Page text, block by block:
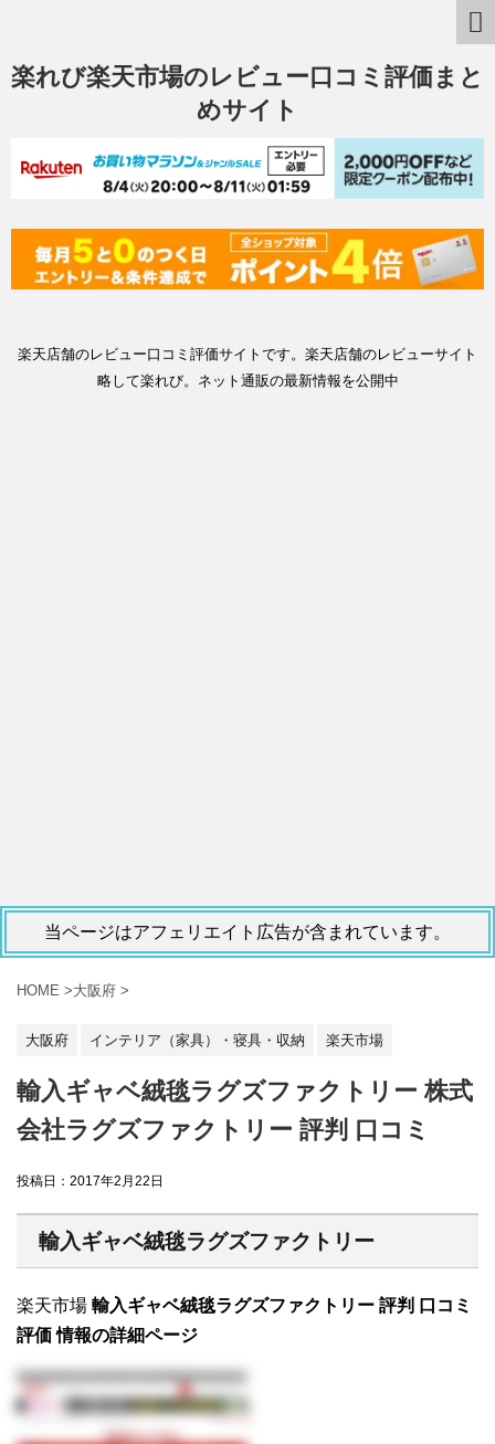
楽れび楽天市場のレビュー口コミ評価まと
めサイト
楽天店舗のレビュー口コミ評価サイトです。楽天店舗のレビューサイト
略して楽れび。ネット通販の最新情報を公開中
当ページはアフェリエイト広告が含まれています。
HOME >大阪府 >
大阪府 インテリア（家具）・寝具・収納 楽天市場
輸入ギャベ絨毯ラグズファクトリー 株式
会社ラグズファクトリー 評判 口コミ
投稿日： 2017年2月22日
輸入ギャベ絨毯ラグズファクトリー
楽天市場 輸入ギャベ絨毯ラグズファクトリー 評判 口コミ
評価 情報の詳細ページ